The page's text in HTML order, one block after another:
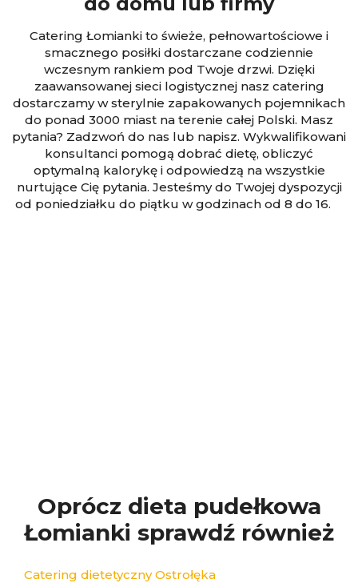
Catering Łomianki to świeże, pełnowartościowe i
smacznego posiłki dostarczane codziennie
wczesnym rankiem pod Twoje drzwi. Dzięki
zaawansowanej sieci logistycznej nasz catering
dostarczamy w sterylnie zapakowanych pojemnikach
do ponad 3000 miast na terenie całej Polski. Masz
pytania? Zadzwoń do nas lub napisz. Wykwalifikowani
konsultanci pomogą dobrać dietę, obliczyć
optymalną kalorykę i odpowiedzą na wszystkie
nurtujące Cię pytania. Jesteśmy do Twojej dyspozycji
od poniedziałku do piątku w godzinach od 8 do 16.
Oprócz dieta pudełkowa
Łomianki sprawdź również
Catering dietetyczny Ostrołęka